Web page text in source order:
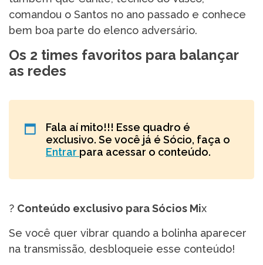
comandou o Santos no ano passado e conhece
bem boa parte do elenco adversário.
Os 2 times favoritos para balançar
as redes
Fala aí mito!!! Esse quadro é
exclusivo. Se você já é Sócio, faça o
Entrar para acessar o conteúdo.
? Conteúdo exclusivo para Sócios Mix
Se você quer vibrar quando a bolinha aparecer
na transmissão, desbloqueie esse conteúdo!